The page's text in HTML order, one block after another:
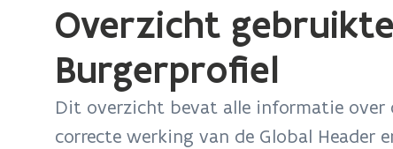
laden.
bevindt
Overzicht
Burgerprofiel
Dit overzicht bevat alle informatie over
correcte werking van de Global Header